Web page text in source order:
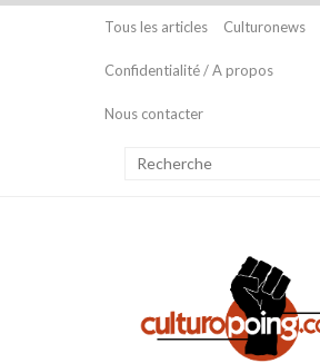
Tous les articles Culturonews
Confidentialité / A propos
Nous contacter